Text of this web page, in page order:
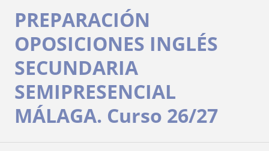
PREPARACIÓN
OPOSICIONES INGLÉS
SECUNDARIA
SEMIPRESENCIAL
MÁLAGA. Curso 26/27